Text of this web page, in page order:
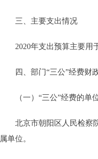
三、主要支出情况
2020年支出预算主要用于
四、部门“三公”经费财
（一）“三公”经费的单
北京市朝阳区人民检察院
属单位。